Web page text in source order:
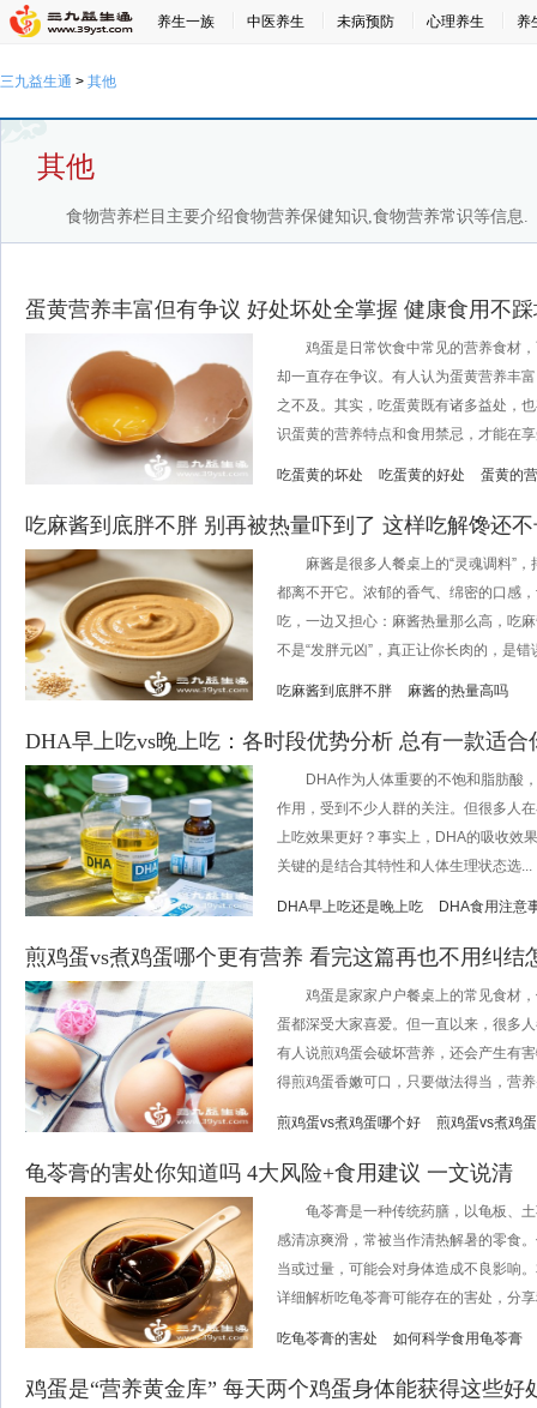
养生一族 中医养生 未病预防 心理养生 养
三九益生通 > 其他
其他
食物营养栏目主要介绍食物营养保健知识,食物营养常识等信息.
蛋黄营养丰富但有争议 好处坏处全掌握 健康食用不
鸡蛋是日常饮食中常见的营养食材，
却一直存在争议。有人认为蛋黄营养丰
之不及。其实，吃蛋黄既有诸多益处，
识蛋黄的营养特点和食用禁忌，才能在
吃蛋黄的坏处 吃蛋黄的好处 蛋黄的
吃麻酱到底胖不胖 别再被热量吓到了 这样吃解馋还
麻酱是很多人餐桌上的“灵魂调料”，
都离不开它。浓郁的香气、绵密的口感
吃，一边又担心：麻酱热量那么高，吃
不是“发胖元凶”，真正让你长肉的，是错
吃麻酱到底胖不胖 麻酱的热量高吗
DHA早上吃vs晚上吃：各时段优势分析 总有一款适合
DHA作为人体重要的不饱和脂肪酸，
作用，受到不少人群的关注。但很多人
上吃效果更好？事实上，DHA的吸收效
关键的是结合其特性和人体生理状态选...
DHA早上吃还是晚上吃 DHA食用注意
煎鸡蛋vs煮鸡蛋哪个更有营养 看完这篇再也不用纠结
鸡蛋是家家户户餐桌上的常见食材，
蛋都深受大家喜爱。但一直以来，很多
有人说煎鸡蛋会破坏营养，还会产生有
得煎鸡蛋香嫩可口，只要做法得当，营
煎鸡蛋vs煮鸡蛋哪个好 煎鸡蛋vs煮鸡
龟苓膏的害处你知道吗 4大风险+食用建议 一文说清
龟苓膏是一种传统药膳，以龟板、土
感清凉爽滑，常被当作清热解暑的零食
当或过量，可能会对身体造成不良影响
详细解析吃龟苓膏可能存在的害处，分
吃龟苓膏的害处 如何科学食用龟苓膏
鸡蛋是“营养黄金库” 每天两个鸡蛋身体能获得这些好